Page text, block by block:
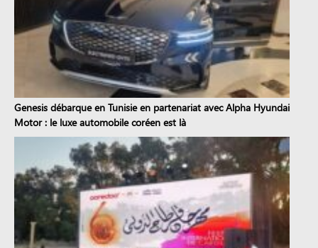
Genesis débarque en Tunisie en partenariat avec Alpha Hyundai
Motor : le luxe automobile coréen est là